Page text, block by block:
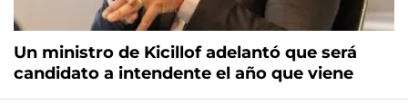
Un ministro de Kicillof adelantó que será
candidato a intendente el año que viene